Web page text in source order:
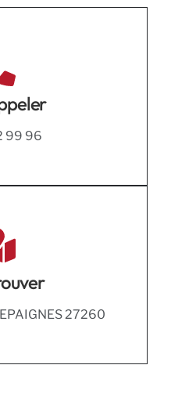
99 96
27260